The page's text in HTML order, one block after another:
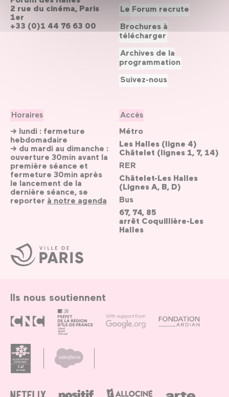
Ville
de
Paris
2 rue du cinéma, Paris
1er
+33 (0)1 44 76 63 00
Horaires
→ lundi : fermeture
hebdomadaire
→ du mardi au dimanche :
ouverture 30min avant la
première séance et
fermeture 30min après
le lancement de la
dernière séance, se
reporter à notre agenda
Accès
Métro
Les Halles (ligne 4)
Châtelet (lignes 1, 7, 14)
RER
Châtelet-Les Halles
(Lignes A, B, D)
Bus
67, 74, 85
arrêt Coquillière-Les
Halles
Le Forum recrute
Brochures à
télécharger
Archives de la
programmation
Suivez-nous
Ils nous soutiennent